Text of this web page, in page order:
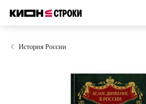
История России